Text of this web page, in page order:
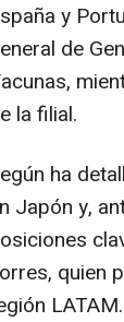
y
de
la filial.
ha
Japón y,
quien
LATAM.